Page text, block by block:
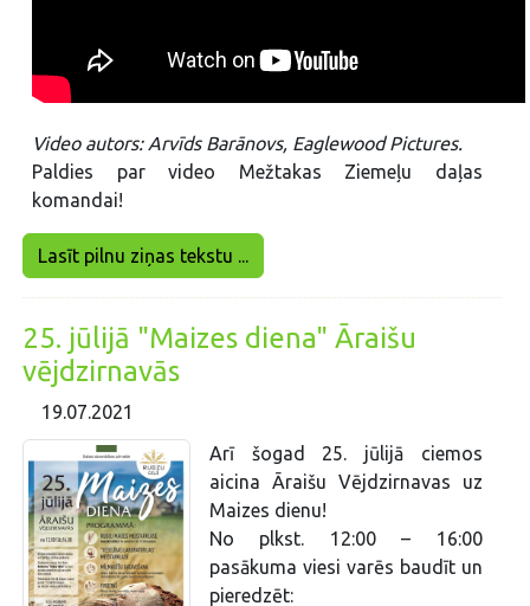
Video autors: Arvīds Barānovs, Eaglewood Pictures.
Paldies par video Mežtakas Ziemeļu daļas
komandai!
Lasīt pilnu ziņas tekstu ...
25. jūlijā "Maizes diena" Āraišu
vējdzirnavās
19.07.2021
Arī šogad 25. jūlijā ciemos
aicina Āraišu Vējdzirnavas uz
Maizes dienu!
No plkst. 12:00 – 16:00
pasākuma viesi varēs baudīt un
pieredzēt: